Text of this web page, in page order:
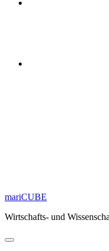
mariCUBE
Wirtschafts- und